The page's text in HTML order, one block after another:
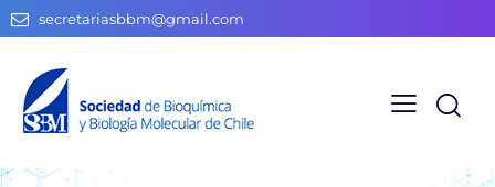
secretariasbbm@gmail.com